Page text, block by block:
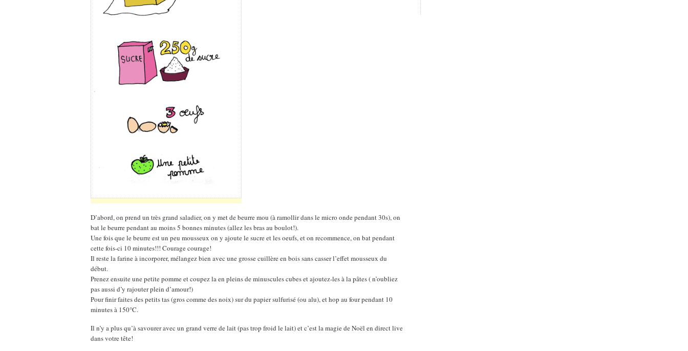
D’abord, on prend un très grand saladier, on y met de beurre mou (à ramollir dans le micro onde pendant 30s), on
bat le beurre pendant au moins 5 bonnes minutes (allez les bras au boulot!).
Une fois que le beurre est un peu mousseux on y ajoute le sucre et les oeufs, et on recommence, on bat pendant
cette fois-ci 10 minutes!!! Courage courage!
Il reste la farine à incorporer, mélangez bien avec une grosse cuillère en bois sans casser l’effet mousseux du
début.
Prenez ensuite une petite pomme et coupez la en pleins de minuscules cubes et ajoutez-les à la pâtes ( n’oubliez
pas aussi d’y rajouter plein d’amour!)
Pour finir faites des petits tas (gros comme des noix) sur du papier sulfurisé (ou alu), et hop au four pendant 10
minutes à 150°C.
Il n’y a plus qu’à savourer avec un grand verre de lait (pas trop froid le lait) et c’est la magie de Noël en direct live
dans votre tête!